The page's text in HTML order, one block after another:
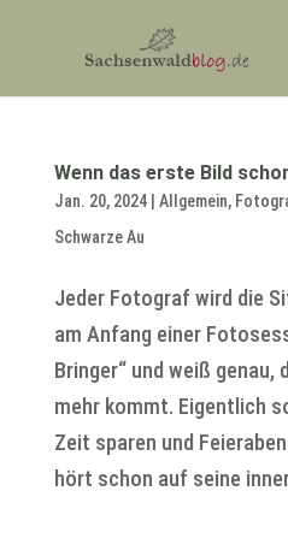
Wenn das erste Bild
Jan. 20, 2024| Allgemein,
Schwarze Au
Jeder Fotograf wird die
am Anfang einer
Bringer“ und weiß
mehr kommt. Eigentlich
Zeit sparen und
hört schon auf seine